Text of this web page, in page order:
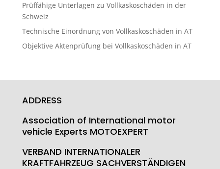
Prüffähige Unterlagen zu Vollkaskoschäden in der
Schweiz
Technische Einordnung von Vollkaskoschäden in AT
Objektive Aktenprüfung bei Vollkaskoschäden in AT
ADDRESS
Association of International motor
vehicle Experts MOTOEXPERT
VERBAND INTERNATIONALER
KRAFTFAHRZEUG SACHVERSTÄNDIGEN